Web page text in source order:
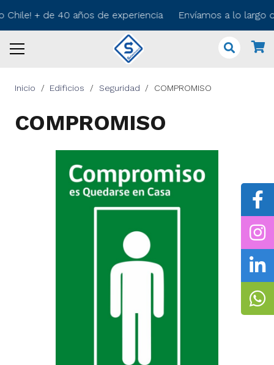
Chile! + de 40 años de experiencia Envíamos a lo
Inicio / Edificios / Seguridad / COMPROMISO
COMPROMISO